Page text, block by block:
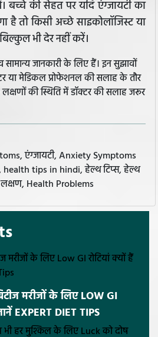
बच्चे की सेहत पर यदि एंग्जायटी का
है तो किसी अच्छे साइकोलॉजिस्ट या
भी देर नहीं करें।
जानकारी के लिए हैं। इन सुझावों
या मेडिकल प्रोफेशनल की सलाह के तौर
लक्षणों की स्थिति में डॉक्टर की सलाह जरूर
एंग्जायटी, Anxiety Symptoms
tips in hindi, हेल्थ टिप्स, हेल्थ
लक्षण, Health Problems
मरीजों के लिए LOW GI
EXPERT DIET TIPS